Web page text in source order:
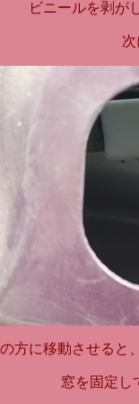
ビニールを剥が
次
方に移動させると
窓を固定し